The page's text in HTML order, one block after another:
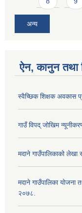
अन्य
ऐन, कानुन तथा
स्वैच्छिक शिक्षक अवकास
गाउँ विपद् जोखिम
मदाने गाउँपालिकाको लेखा
मदाने गाउँपालिका योजना
२०७८.